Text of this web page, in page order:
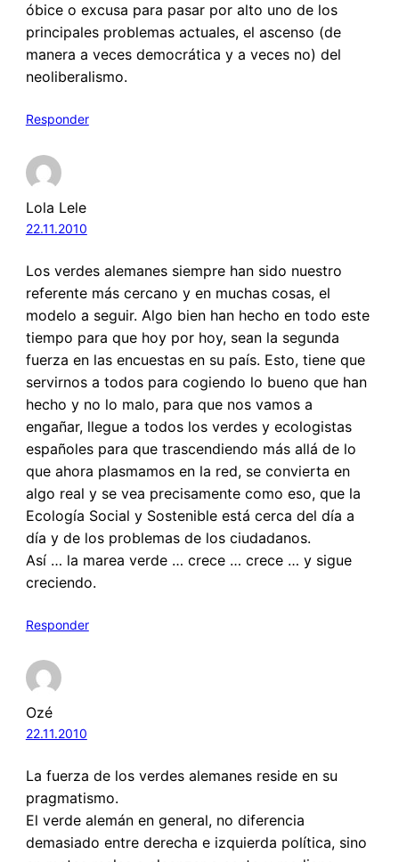
óbice o excusa para pasar por alto uno de los
principales problemas actuales, el ascenso (de
manera a veces democrática y a veces no) del
neoliberalismo.
Responder
Lola Lele
22.11.2010
Los verdes alemanes siempre han sido nuestro
referente más cercano y en muchas cosas, el
modelo a seguir. Algo bien han hecho en todo este
tiempo para que hoy por hoy, sean la segunda
fuerza en las encuestas en su país. Esto, tiene que
servirnos a todos para cogiendo lo bueno que han
hecho y no lo malo, para que nos vamos a
engañar, llegue a todos los verdes y ecologistas
españoles para que trascendiendo más allá de lo
que ahora plasmamos en la red, se convierta en
algo real y se vea precisamente como eso, que la
Ecología Social y Sostenible está cerca del día a
día y de los problemas de los ciudadanos.
Así … la marea verde … crece … crece … y sigue
creciendo.
Responder
Ozé
22.11.2010
La fuerza de los verdes alemanes reside en su
pragmatismo.
El verde alemán en general, no diferencia
demasiado entre derecha e izquierda política, sino